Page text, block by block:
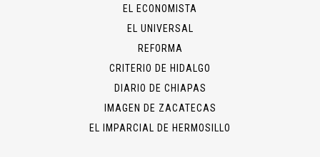
EL ECONOMISTA
EL UNIVERSAL
REFORMA
CRITERIO DE HIDALGO
DIARIO DE CHIAPAS
IMAGEN DE ZACATECAS
EL IMPARCIAL DE HERMOSILLO